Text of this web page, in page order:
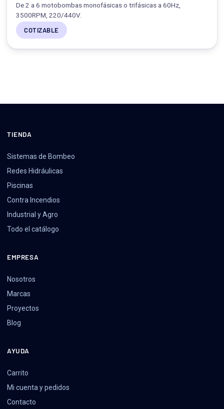
De 2 a 6 motobombas monofásicas o trifásicas a 60Hz,
3500RPM, 220/440V.
COTIZABLE
TIENDA
Sistemas de Bombeo
Redes Hidráulicas
Piscinas
Contra Incendios
Industrial y Agro
Todo el catálogo
EMPRESA
Nosotros
Marcas
Proyectos
Blog
AYUDA
Carrito
Mi cuenta y pedidos
Contacto